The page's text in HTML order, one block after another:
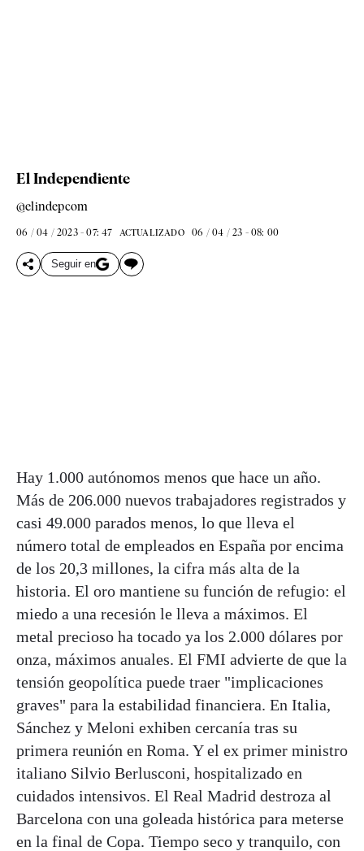
El Independiente
@elindepcom
06 / 04 / 2023 - 07: 47 ACTUALIZADO 06 / 04 / 23 - 08: 00
Seguir en
Hay 1.000 autónomos menos que hace un año.
Más de 206.000 nuevos trabajadores registrados y
casi 49.000 parados menos, lo que lleva el
número total de empleados en España por encima
de los 20,3 millones, la cifra más alta de la
historia. El oro mantiene su función de refugio: el
miedo a una recesión le lleva a máximos. El
metal precioso ha tocado ya los 2.000 dólares por
onza, máximos anuales. El FMI advierte de que la
tensión geopolítica puede traer "implicaciones
graves" para la estabilidad financiera. En Italia,
Sánchez y Meloni exhiben cercanía tras su
primera reunión en Roma. Y el ex primer ministro
italiano Silvio Berlusconi, hospitalizado en
cuidados intensivos. El Real Madrid destroza al
Barcelona con una goleada histórica para meterse
en la final de Copa. Tiempo seco y tranquilo, con